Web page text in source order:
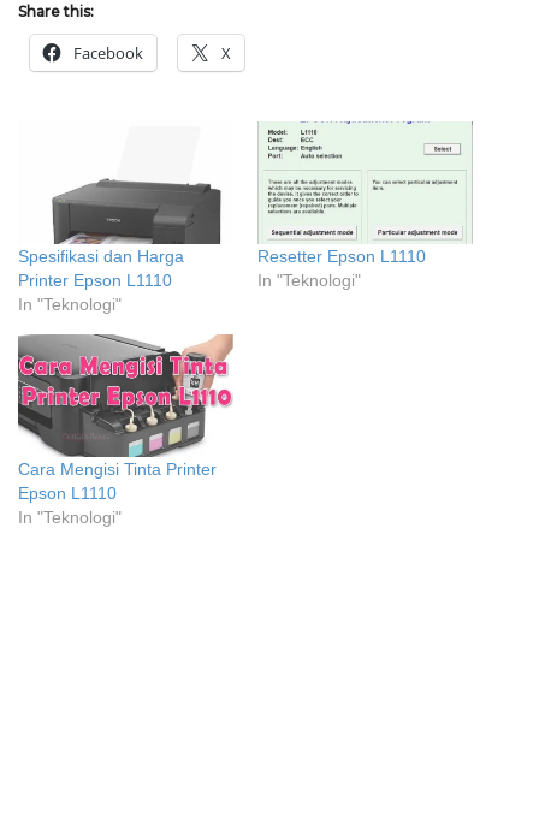
Share this:
Facebook X
Spesifikasi dan Harga
Printer Epson L1110
In "Teknologi"
Resetter Epson L1110
In "Teknologi"
Cara Mengisi Tinta Printer
Epson L1110
In "Teknologi"